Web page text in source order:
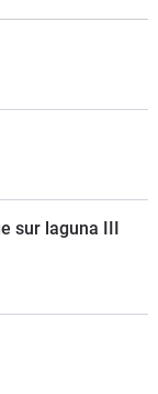
sur laguna III